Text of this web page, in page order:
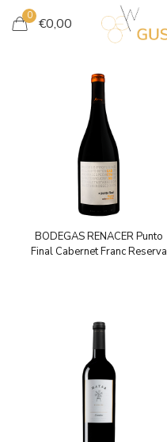
0 €0,00
BODEGAS RENACER Punto
Final Cabernet Franc Reserva